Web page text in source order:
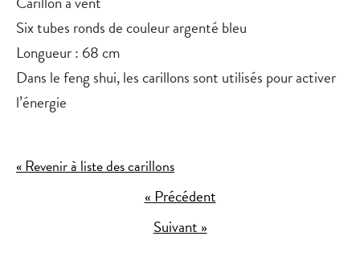
Six tubes ronds de couleur argenté bleu
Longueur : 68 cm
Dans le feng shui, les carillons sont utilisés pour activer
l’énergie
« Revenir à liste des carillons
« Précédent
Suivant »